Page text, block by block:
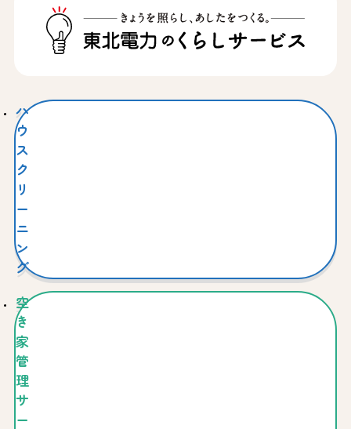
ハ
ウ
ス
ク
リ
ー
ニ
ン
グ
空
き
家
管
理
サ
ー